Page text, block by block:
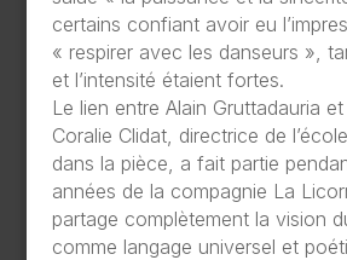
certains confiant avoir eu
« respirer avec les danseurs »,
et l’intensité étaient fortes.
Le lien entre Alain Gruttadauria
Coralie Clidat, directrice de
dans la pièce, a fait partie
années de la compagnie La
partage complètement la vision
comme langage universel et